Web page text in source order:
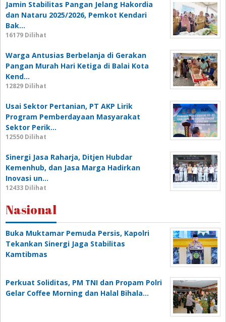
Jamin Stabilitas Pangan Jelang Hakordia
dan Nataru 2025/2026, Pemkot Kendari
Bak…
16179 Dilihat
Warga Antusias Berbelanja di Gerakan
Pangan Murah Hari Ketiga di Balai Kota
Kend…
12829 Dilihat
Usai Sektor Pertanian, PT AKP Lirik
Program Pemberdayaan Masyarakat
Sektor Perik…
12550 Dilihat
Sinergi Jasa Raharja, Ditjen Hubdar
Kemenhub, dan Jasa Marga Hadirkan
Inovasi un…
12433 Dilihat
Nasional
Buka Muktamar Pemuda Persis, Kapolri
Tekankan Sinergi Jaga Stabilitas
Kamtibmas
Perkuat Soliditas, PM TNI dan Propam Polri
Gelar Coffee Morning dan Halal Bihala…